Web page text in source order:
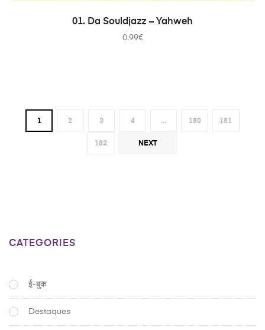
ADD TO CART
01. Da Souldjazz – Yahweh
0.99€
1 2 3 4 … 180 181
182 NEXT
CATEGORIES
ई-बुक
Destaques